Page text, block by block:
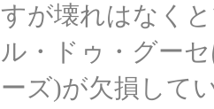
すが壊れはなく
ル・ドゥ・グー
ーズ)が欠損して